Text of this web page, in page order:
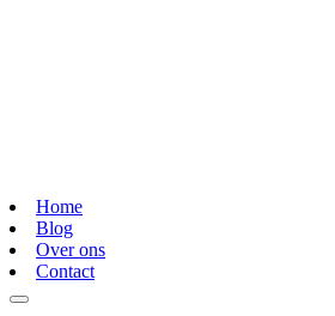
Home
Blog
Over ons
Contact